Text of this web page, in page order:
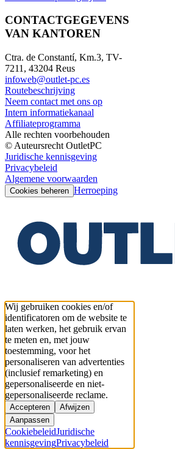
CONTACTGEGEVENS
VAN KANTOREN
Ctra. de Constantí, Km.3, TV-
7211, 43204 Reus
infoweb@outlet-pc.es
Routebeschrijving
Neem contact met ons op
Intern informatiekanaal
Affiliateprogramma
Alle rechten voorbehouden
© Auteursrecht OutletPC
Juridische kennisgeving
Privacybeleid
Algemene voorwaarden
Cookies beheren Herroeping
Wij gebruiken cookies en/of
identificatoren om de website te
laten werken, het gebruik ervan
te meten en, met jouw
toestemming, voor het
personaliseren van advertenties
(inclusief remarketing) en
gepersonaliseerde en niet-
gepersonaliseerde reclame.
Accepteren
Afwijzen
Aanpassen
CookiebeleidJuridische
kennisgevingPrivacybeleid